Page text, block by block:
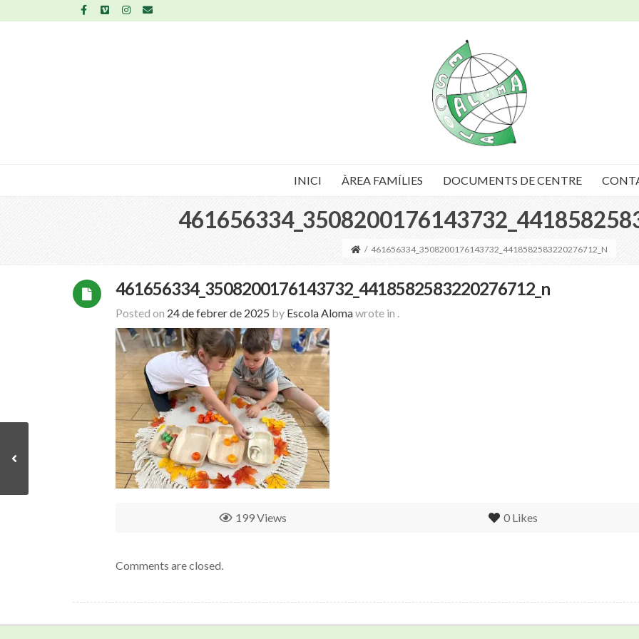
INICI ÀREA FAMÍLIES DOCUMENTS DE CENTRE
/ 461656334_3508200176143732_4418582583220276712_N
461656334_3508200176143732_4418582583220276712_n
Posted on 24 de febrer de 2025 by Escola Alomawrote in .
0 Likes
199 Views
Comments are closed.